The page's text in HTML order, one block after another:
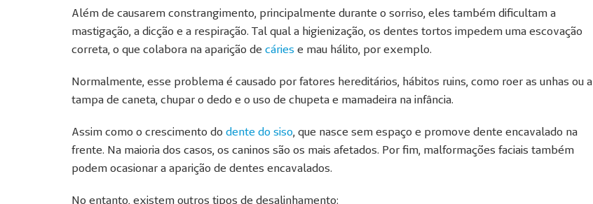
Além de causarem constrangimento, principalmente durante o sorriso, eles também dificultam a
mastigação, a dicção e a respiração. Tal qual a higienização, os dentes tortos impedem uma escovação
correta, o que colabora na aparição de cáries e mau hálito, por exemplo.
Normalmente, esse problema é causado por fatores hereditários, hábitos ruins, como roer as unhas ou a
tampa de caneta, chupar o dedo e o uso de chupeta e mamadeira na infância.
Assim como o crescimento do dente do siso, que nasce sem espaço e promove dente encavalado na
frente. Na maioria dos casos, os caninos são os mais afetados. Por fim, malformações faciais também
podem ocasionar a aparição de dentes encavalados.
No entanto, existem outros tipos de desalinhamento: